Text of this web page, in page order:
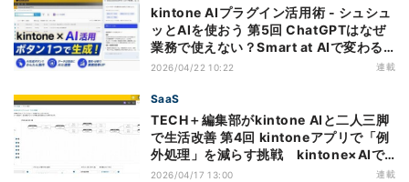
kintone AIプラグイン活用術 - シュシュ
ッとAIを使おう 第5回 ChatGPTはなぜ
業務で使えない？Smart at AIで変わる
kintone×生成AI活用
2026/04/22 10:22 連載
SaaS
TECH＋編集部がkintone AIと二人三脚
で生活改善 第4回 kintoneアプリで「例
外処理」を減らす挑戦 kintone×AIで
ワークフローと体調を整理
2026/04/17 13:00 連載